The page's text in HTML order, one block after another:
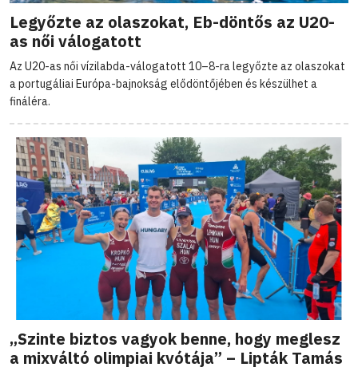
Legyőzte az olaszokat, Eb-döntős az U20-
as női válogatott
Az U20-as női vízilabda-válogatott 10–8-ra legyőzte az olaszokat
a portugáliai Európa-bajnokság elődöntőjében és készülhet a
fináléra.
„Szinte biztos vagyok benne, hogy meglesz
a mixváltó olimpiai kvótája” – Lipták Tamás